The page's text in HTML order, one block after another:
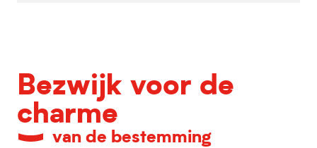
Bezwijk voor de
charme
van de bestemming